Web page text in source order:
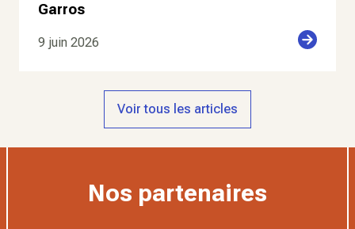
Garros
9 juin 2026
Voir tous les articles
Nos partenaires